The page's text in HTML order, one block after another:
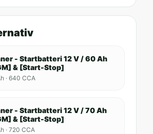
- Startbatteri 12 V / 60 Ah
& [Start-Stop]
· 640 CCA
- Startbatteri 12 V / 70 Ah
& [Start-Stop]
· 720 CCA